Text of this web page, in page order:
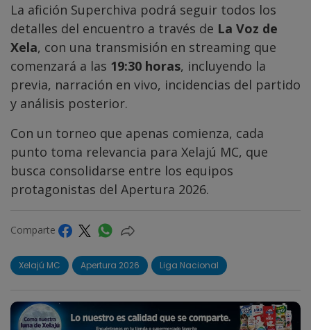
La afición Superchiva podrá seguir todos los
detalles del encuentro a través de La Voz de
Xela, con una transmisión en streaming que
comenzará a las 19:30 horas, incluyendo la
previa, narración en vivo, incidencias del partido
y análisis posterior.
Con un torneo que apenas comienza, cada
punto toma relevancia para Xelajú MC, que
busca consolidarse entre los equipos
protagonistas del Apertura 2026.
Comparte
Xelajú MC Apertura 2026 Liga Nacional